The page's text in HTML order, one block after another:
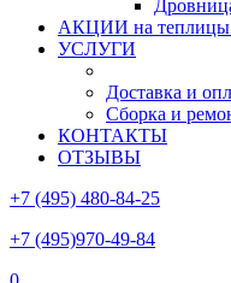
АКЦИИ на
УСЛУГИ
Доставка и
Сборка и
КОНТАКТЫ
ОТЗЫВЫ
+7 (495) 480-84-25
+7 (495)970-49-84